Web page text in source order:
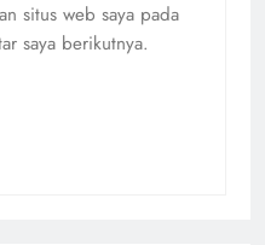
situs web saya pada
saya berikutnya.